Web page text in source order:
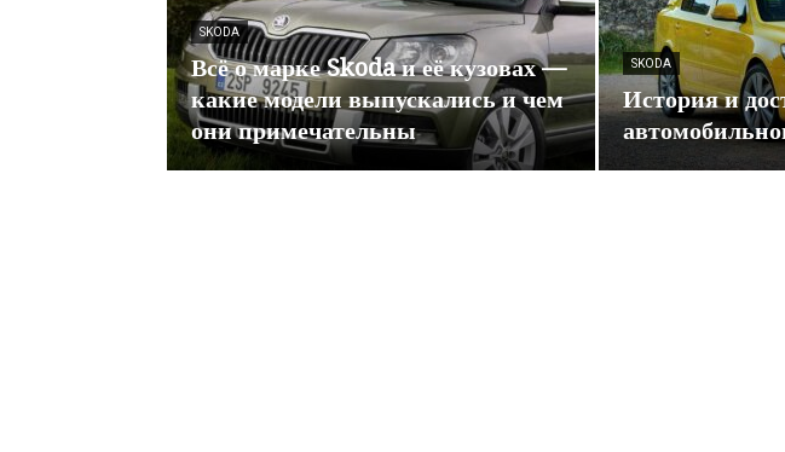
SKODA
Всё о марке Skoda и её кузовах —
какие модели выпускались и чем
они примечательны
SKODA
История и